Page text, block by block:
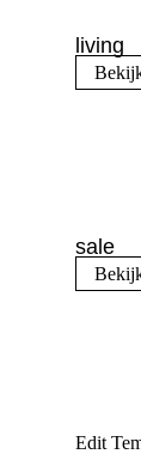
living
sale
Edit